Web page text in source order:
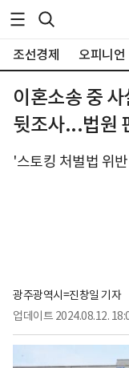
조선경제 오피니언
이혼소송 중
뒷조사...법원
'스토킹 처벌법 위
광주광역시=진창일 기자
업데이트 2024.08.12.